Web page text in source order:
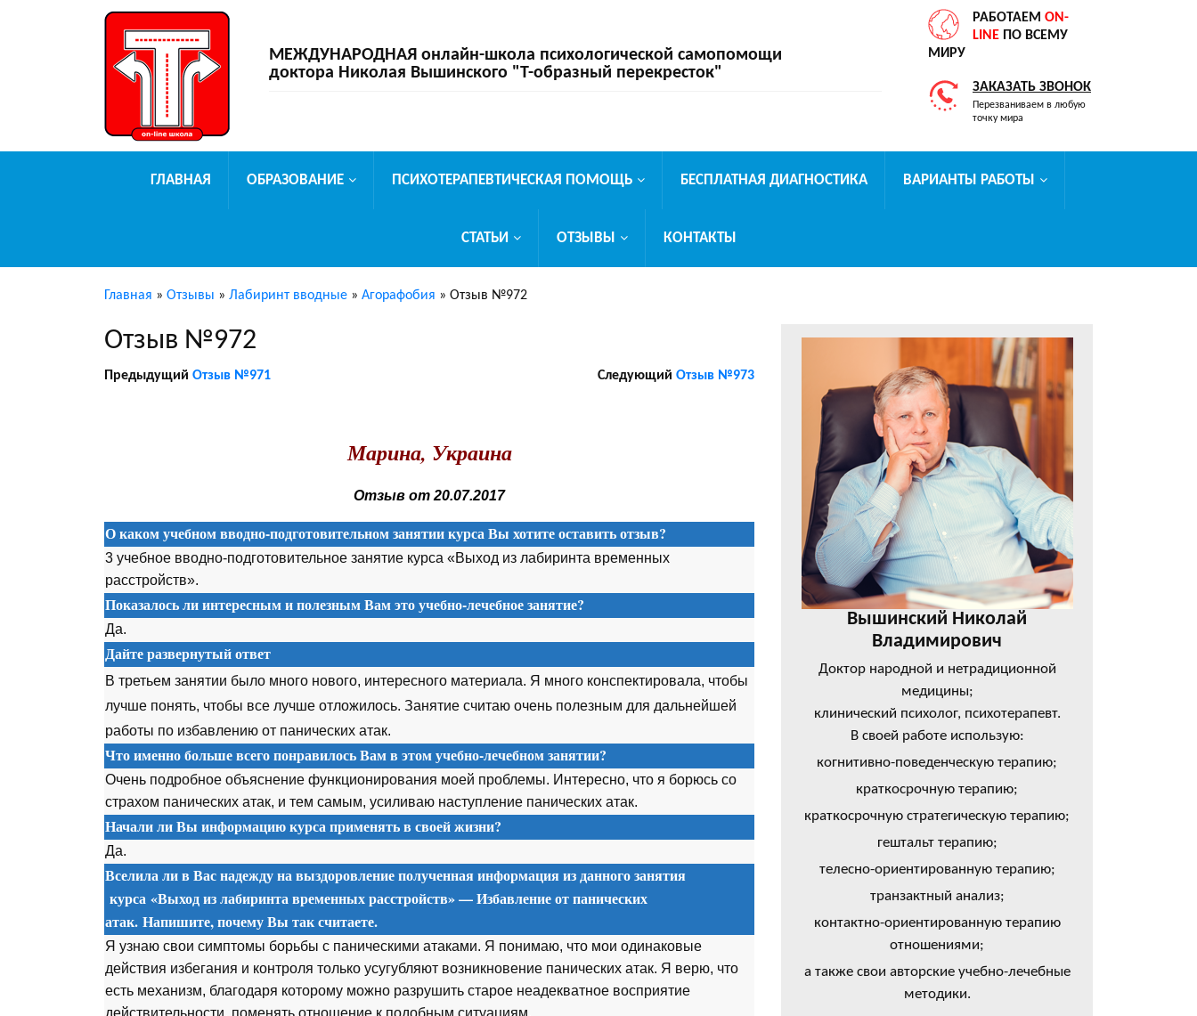
МЕЖДУНАРОДНАЯ онлайн-школа психологической самопомощи
доктора Николая Вышинского "Т-образный перекресток"
РАБОТАЕМ ON-
LINE ПО ВСЕМУ
МИРУ
ЗАКАЗАТЬ ЗВОНОК
Перезваниваем в любую
точку мира
ГЛАВНАЯ ОБРАЗОВАНИЕ ПСИХОТЕРАПЕВТИЧЕСКАЯ ПОМОЩЬ БЕСПЛАТНАЯ ДИАГНОСТИКА ВАРИАНТЫ РАБОТЫ
СТАТЬИ ОТЗЫВЫ КОНТАКТЫ
Главная » Отзывы » Лабиринт вводные » Агорафобия » Отзыв №972
Отзыв №972
Предыдущий Отзыв №971 Следующий Отзыв №973
Марина, Украина
Отзыв от 20.07.2017
О каком учебном вводно-подготовительном занятии курса Вы хотите оставить отзыв?
3 учебное вводно-подготовительное занятие курса «Выход из лабиринта временных
расстройств».
Показалось ли интересным и полезным Вам это учебно-лечебное занятие?
Да.
Дайте развернутый ответ
В третьем занятии было много нового, интересного материала. Я много конспектировала, чтобы
лучше понять, чтобы все лучше отложилось. Занятие считаю очень полезным для дальнейшей
работы по избавлению от панических атак.
Что именно больше всего понравилось Вам в этом учебно-лечебном занятии?
Очень подробное объяснение функционирования моей проблемы. Интересно, что я борюсь со
страхом панических атак, и тем самым, усиливаю наступление панических атак.
Начали ли Вы информацию курса применять в своей жизни?
Да.
Вселила ли в Вас надежду на выздоровление полученная информация из данного занятия
курса «Выход из лабиринта временных расстройств» — Избавление от панических
атак. Напишите, почему Вы так считаете.
Я узнаю свои симптомы борьбы с паническими атаками. Я понимаю, что мои одинаковые
действия избегания и контроля только усугубляют возникновение панических атак. Я верю, что
есть механизм, благодаря которому можно разрушить старое неадекватное восприятие
действительности, поменять отношение к подобным ситуациям.
Вышинский Николай
Владимирович
Доктор народной и нетрадиционной
медицины;
клинический психолог, психотерапевт.
В своей работе использую:
когнитивно-поведенческую терапию;
краткосрочную терапию;
краткосрочную стратегическую терапию;
гештальт терапию;
телесно-ориентированную терапию;
транзактный анализ;
контактно-ориентированную терапию
отношениями;
а также свои авторские учебно-лечебные
методики.